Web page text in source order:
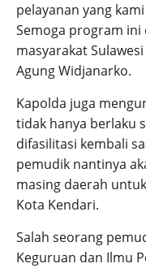
pelayanan yang
Semoga program
masyarakat
Agung Widjanarko.
Kapolda juga
tidak hanya berlaku
difasilitasi kembali
pemudik nantinya
masing daerah
Kota Kendari.
Salah seorang
Keguruan dan Ilmu